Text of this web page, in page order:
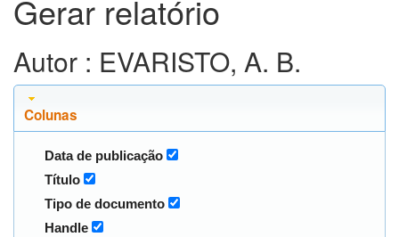
Gerar relatório
Autor : EVARISTO, A. B.
Colunas
Data de publicação
Título
Tipo de documento
Handle